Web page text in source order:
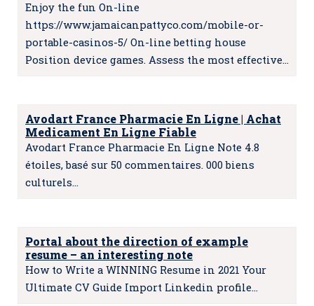
Enjoy the fun On-line
https://www.jamaicanpattyco.com/mobile-or-
portable-casinos-5/ On-line betting house
Position device games. Assess the most effective…
Avodart France Pharmacie En Ligne | Achat
Medicament En Ligne Fiable
Avodart France Pharmacie En Ligne Note 4.8
étoiles, basé sur 50 commentaires. 000 biens
culturels…
Portal about the direction of example
resume – an interesting note
How to Write a WINNING Resume in 2021 Your
Ultimate CV Guide Import Linkedin profile…